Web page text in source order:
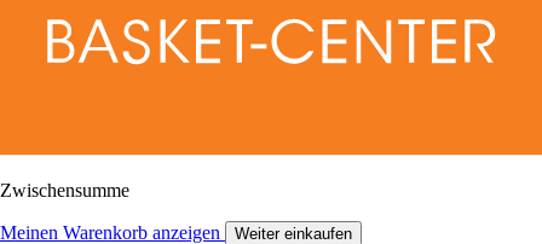
Zwischensumme
Meinen Warenkorb anzeigen Weiter einkaufen